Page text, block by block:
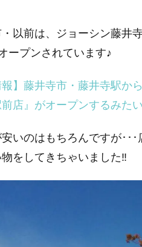
以前は、ジョーシン藤井
ープンされています♪
報】藤井寺市・藤井寺駅か
店』がオープンするみたい
いのはもちろんですが･･
をしてきちゃいました‼